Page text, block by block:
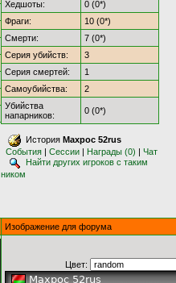
Хедшоты:
0 (0*)
Фраги:
10 (0*)
Смерти:
7 (0*)
Серия убийств:
3
Серия смертей:
1
Самоубийства:
2
Убийства
напарников:
0 (0*)
ИсторияМахрос 52rus
События |Сессии | Награды (0) |Чат
Найти других игроков с таким
ником
Изображение для форума
Цвет: